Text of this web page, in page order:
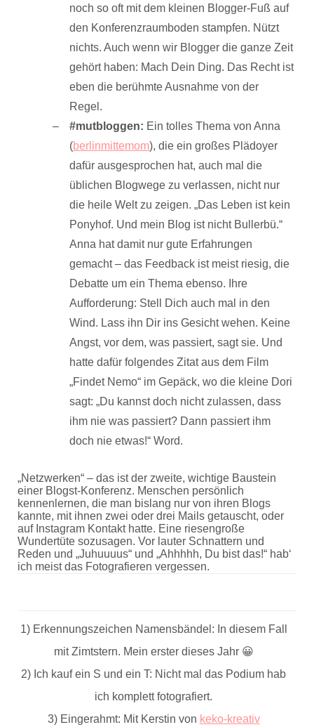
noch so oft mit dem kleinen Blogger-Fuß auf
den Konferenzraumboden stampfen. Nützt
nichts. Auch wenn wir Blogger die ganze Zeit
gehört haben: Mach Dein Ding. Das Recht ist
eben die berühmte Ausnahme von der
Regel.
#mutbloggen: Ein tolles Thema von Anna
(berlinmittemom), die ein großes Plädoyer
dafür ausgesprochen hat, auch mal die
üblichen Blogwege zu verlassen, nicht nur
die heile Welt zu zeigen. „Das Leben ist kein
Ponyhof. Und mein Blog ist nicht Bullerbü.“
Anna hat damit nur gute Erfahrungen
gemacht – das Feedback ist meist riesig, die
Debatte um ein Thema ebenso. Ihre
Aufforderung: Stell Dich auch mal in den
Wind. Lass ihn Dir ins Gesicht wehen. Keine
Angst, vor dem, was passiert, sagt sie. Und
hatte dafür folgendes Zitat aus dem Film
„Findet Nemo“ im Gepäck, wo die kleine Dori
sagt: „Du kannst doch nicht zulassen, dass
ihm nie was passiert? Dann passiert ihm
doch nie etwas!“ Word.
„Netzwerken“ – das ist der zweite, wichtige Baustein
einer Blogst-Konferenz. Menschen persönlich
kennenlernen, die man bislang nur von ihren Blogs
kannte, mit ihnen zwei oder drei Mails getauscht, oder
auf Instagram Kontakt hatte. Eine riesengroße
Wundertüte sozusagen. Vor lauter Schnattern und
Reden und „Juhuuuus“ und „Ahhhhh, Du bist das!“ hab‘
ich meist das Fotografieren vergessen.
1) Erkennungszeichen Namensbändel: In diesem Fall
mit Zimtstern. Mein erster dieses Jahr 😀
2) Ich kauf ein S und ein T: Nicht mal das Podium hab
ich komplett fotografiert.
3) Eingerahmt: Mit Kerstin von keko-kreativ